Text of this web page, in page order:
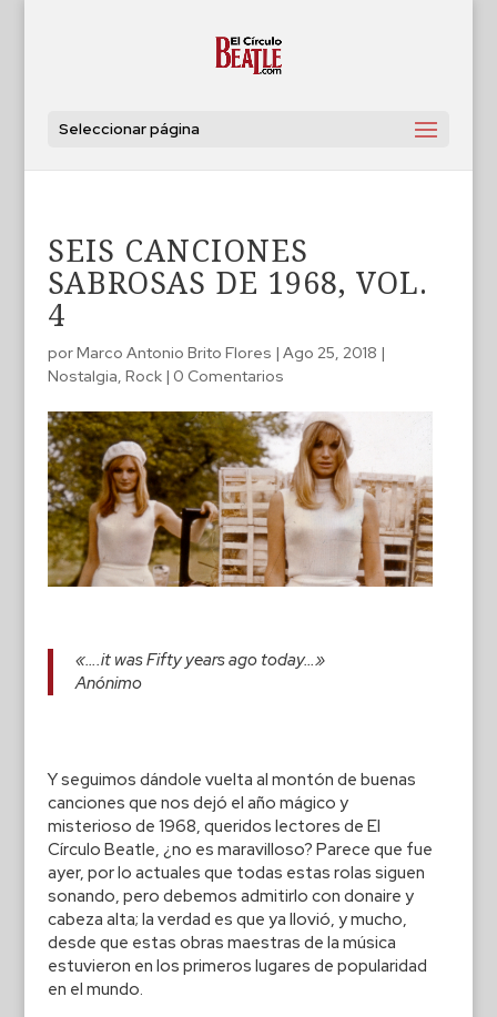
Seleccionar página
SEIS CANCIONES
SABROSAS DE 1968, VOL.
4
porMarco Antonio Brito Flores | Ago 25, 2018 |
Nostalgia, Rock| 0 Comentarios
«….it was Fifty years ago today…»
Anónimo
Y seguimos dándole vuelta al montón de buenas
canciones que nos dejó el año mágico y
misterioso de 1968, queridos lectores de El
Círculo Beatle, ¿no es maravilloso? Parece que fue
ayer, por lo actuales que todas estas rolas siguen
sonando, pero debemos admitirlo con donaire y
cabeza alta; la verdad es que ya llovió, y mucho,
desde que estas obras maestras de la música
estuvieron en los primeros lugares de popularidad
en el mundo.